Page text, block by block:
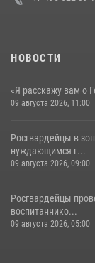
НОВОСТИ
«Я расскажу вам о
09 августа 2026, 11:00
Росгвардейцы в
нуждающимся г...
09 августа 2026, 09:00
Росгвардейцы
воспитаннико...
09 августа 2026, 05:00